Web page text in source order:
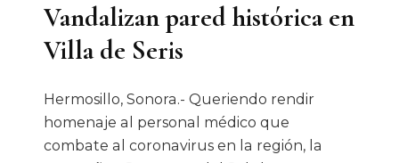
Vandalizan pared histórica en
Villa de Seris
Hermosillo, Sonora.- Queriendo rendir
homenaje al personal médico que
combate al coronavirus en la región, la